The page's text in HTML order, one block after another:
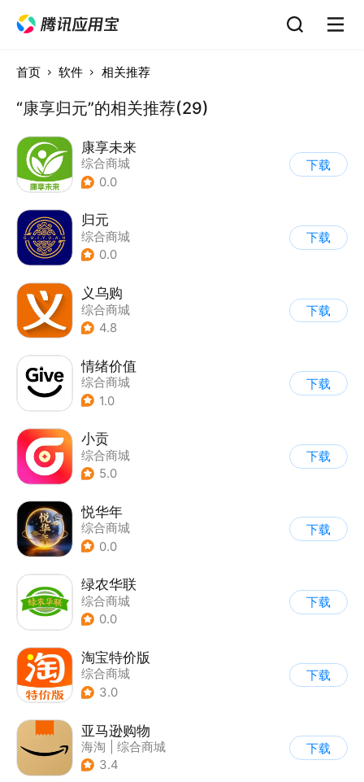
首页 软件 相关推荐
“康享归元”的相关推荐(29)
康享未来
综合商城
0.0
下载
归元
综合商城
0.0
下载
义乌购
综合商城
4.8
下载
情绪价值
综合商城
1.0
下载
小贡
综合商城
5.0
下载
悦华年
综合商城
0.0
下载
绿农华联
综合商城
0.0
下载
淘宝特价版
综合商城
3.0
下载
亚马逊购物
海淘
综合商城
3.4
下载